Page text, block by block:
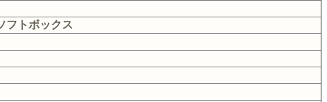
フトボックス